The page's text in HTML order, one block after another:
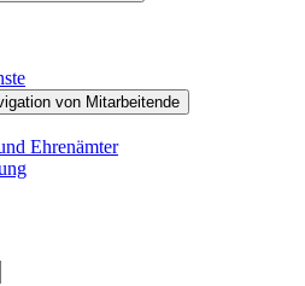
von Mitarbeitende
Ehrenämter